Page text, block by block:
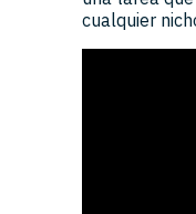
cualquier